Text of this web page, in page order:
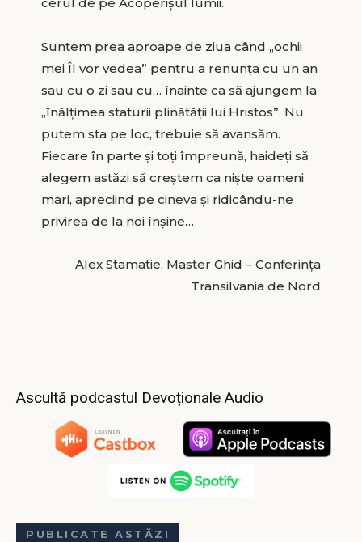
Suntem prea aproape de ziua când „ochii
mei Îl vor vedea” pentru a renunța cu un an
sau cu o zi sau cu… înainte ca să ajungem la
„înălțimea staturii plinătății lui Hristos”. Nu
putem sta pe loc, trebuie să avansăm.
Fiecare în parte și toți împreună, haideți să
alegem astăzi să creștem ca niște oameni
mari, apreciind pe cineva și ridicându-ne
privirea de la noi înșine…
Alex Stamatie, Master Ghid – Conferința
Transilvania de Nord
Ascultă podcastul Devoționale Audio
PUBLICATE ASTĂZI